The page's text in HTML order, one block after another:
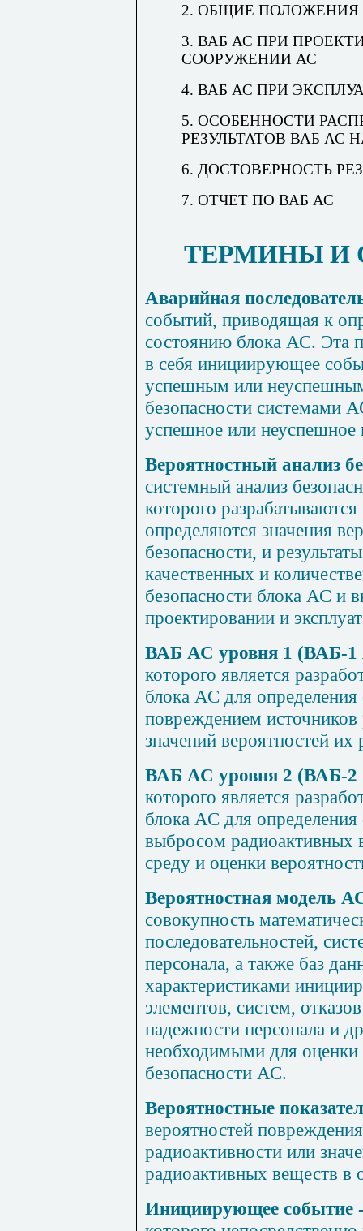
2. ОБЩИЕ ПОЛОЖЕНИЯ
3. ВАБ АС ПРИ
СООРУЖЕНИИ АС
4. ВАБ АС ПРИ
5. ОСОБЕННОСТИ
РЕЗУЛЬТАТОВ ВАБ АС
6. ДОСТОВЕРНОСТЬ
7. ОТЧЕТ ПО ВАБ АС
ТЕРМИНЫ И
Аварийная
событий, приводящая к
состоянию блока АС. Эта
в себя инициирующее
успешным или
безопасности системами
успешное или неуспешное
Вероятностный анализ
системный анализ
которого
определяются значения
безопасности, и
качественных и
безопасности блока АС и
проектировании и
ВАБ АС уровня 1 (ВАБ-
которого является
блока АС для
повреждением
значений вероятностей их
ВАБ АС уровня 2 (ВАБ-
которого является
блока АС для
выбросом
среду и оценки
Вероятностная модель
совокупность
последовательностей,
персонала, а также баз
характеристиками
элементов, систем,
надежности персонала и
необходимыми для оценки
безопасности АС.
Вероятностные
вероятностей
радиоактивности или
радиоактивных веществ
Инициирующее событие